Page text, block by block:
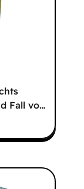
Fall vo…